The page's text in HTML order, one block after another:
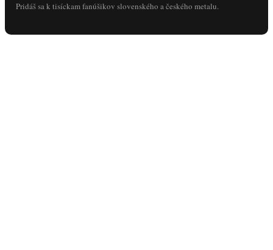
Pridáš sa k tisíckam fanúšikov slovenského a českého metalu.